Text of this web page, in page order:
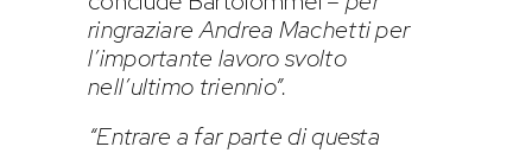
ringraziare Andrea Machetti per
l’importante lavoro svolto
nell’ultimo triennio”.
“Entrare a far parte di questa